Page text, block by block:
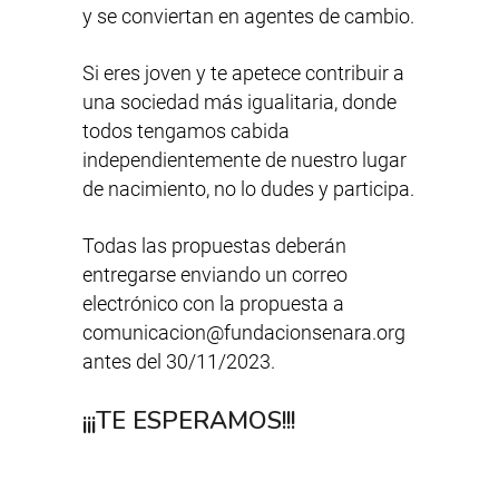
y se conviertan en agentes de cambio.
Si eres joven y te apetece contribuir a
una sociedad más igualitaria, donde
todos tengamos cabida
independientemente de nuestro lugar
de nacimiento, no lo dudes y participa.
Todas las propuestas deberán
entregarse enviando un correo
electrónico con la propuesta a
comunicacion@fundacionsenara.org
antes del 30/11/2023.
¡¡¡TE ESPERAMOS!!!